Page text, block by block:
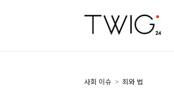
사회 이슈 > 죄와 법